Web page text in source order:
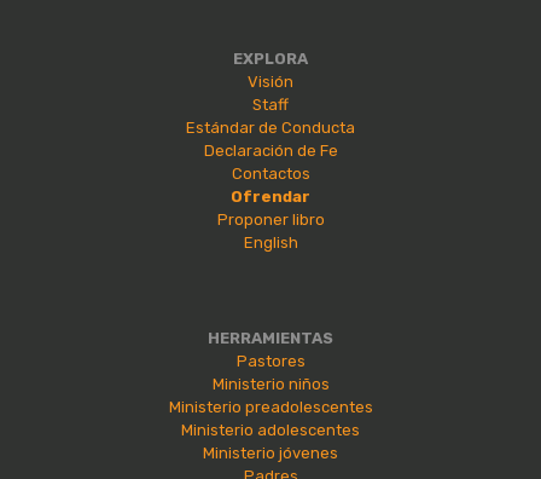
EXPLORA
Visión
Staff
Estándar de Conducta
Declaración de Fe
Contactos
Ofrendar
Proponer libro
English
HERRAMIENTAS
Pastores
Ministerio niños
Ministerio preadolescentes
Ministerio adolescentes
Ministerio jóvenes